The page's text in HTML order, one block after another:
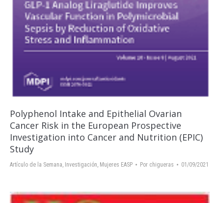
Polyphenol Intake and Epithelial Ovarian
Cancer Risk in the European Prospective
Investigation into Cancer and Nutrition (EPIC)
Study
Artículo de la Semana, Investigación, Mujeres EASP Por chigueras 01/09/2021